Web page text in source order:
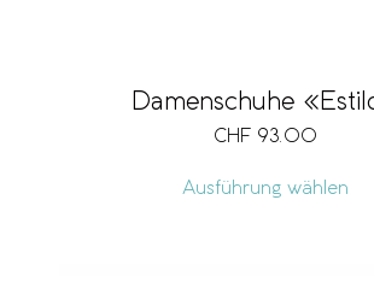
Damenschuhe
CHF 93.00
Ausführung wählen